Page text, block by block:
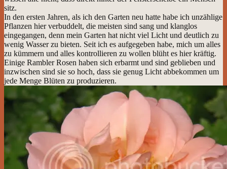
huscht ab und zu ein Mäuschen an mir vorbei, denn sie wissen alle nicht,
dass direkt hinter der Fensterscheibe ein Mensch sitz.
In den ersten Jahren, als ich den Garten neu hatte habe ich unzählige
Pflanzen hier verbuddelt, die meisten sind sang und klanglos
eingegangen, denn mein Garten hat nicht viel Licht und deutlich zu
wenig Wasser zu bieten. Seit ich es aufgegeben habe, mich um alles zu
kümmern und alles kontrollieren zu wollen blüht es hier kräftig. Einige
Rambler Rosen haben sich erbarmt und sind geblieben und inzwischen
sind sie so hoch, dass sie genug Licht abbekommen um jede Menge
Blüten zu produzieren.